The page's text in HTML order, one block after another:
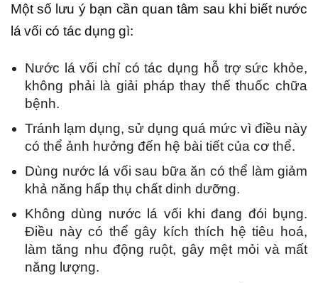
Một số lưu ý bạn cần quan tâm sau khi biết nước
lá vối có tác dụng gì:
Nước lá vối chỉ có tác dụng hỗ trợ sức khỏe,
không phải là giải pháp thay thế thuốc chữa
bệnh.
Tránh lạm dụng, sử dụng quá mức vì điều này
có thể ảnh hưởng đến hệ bài tiết của cơ thể.
Dùng nước lá vối sau bữa ăn có thể làm giảm
khả năng hấp thụ chất dinh dưỡng.
Không dùng nước lá vối khi đang đói bụng.
Điều này có thể gây kích thích hệ tiêu hoá,
làm tăng nhu động ruột, gây mệt mỏi và mất
năng lượng.